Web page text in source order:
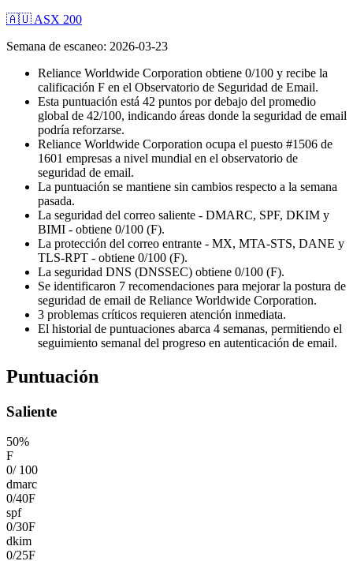
🇦🇺 ASX 200
Semana de escaneo: 2026-03-23
Reliance Worldwide Corporation obtiene 0/100 y recibe la
calificación F en el Observatorio de Seguridad de Email.
Esta puntuación está 42 puntos por debajo del promedio
global de 42/100, indicando áreas donde la seguridad de email
podría reforzarse.
Reliance Worldwide Corporation ocupa el puesto #1506 de
1601 empresas a nivel mundial en el observatorio de
seguridad de email.
La puntuación se mantiene sin cambios respecto a la semana
pasada.
La seguridad del correo saliente - DMARC, SPF, DKIM y
BIMI - obtiene 0/100 (F).
La protección del correo entrante - MX, MTA-STS, DANE y
TLS-RPT - obtiene 0/100 (F).
La seguridad DNS (DNSSEC) obtiene 0/100 (F).
Se identificaron 7 recomendaciones para mejorar la postura de
seguridad de email de Reliance Worldwide Corporation.
3 problemas críticos requieren atención inmediata.
El historial de puntuaciones abarca 4 semanas, permitiendo el
seguimiento semanal del progreso en autenticación de email.
Puntuación
Saliente
50%
F
0/ 100
dmarc
0/40F
spf
0/30F
dkim
0/25F